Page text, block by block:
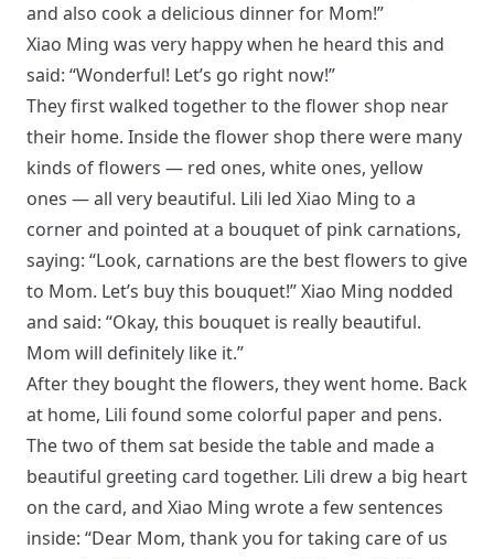
and also cook a delicious dinner for Mom!”
Xiao Ming was very happy when he heard this and
said: “Wonderful! Let’s go right now!”
They first walked together to the flower shop near
their home. Inside the flower shop there were many
kinds of flowers — red ones, white ones, yellow
ones — all very beautiful. Lili led Xiao Ming to a
corner and pointed at a bouquet of pink carnations,
saying: “Look, carnations are the best flowers to give
to Mom. Let’s buy this bouquet!” Xiao Ming nodded
and said: “Okay, this bouquet is really beautiful.
Mom will definitely like it.”
After they bought the flowers, they went home. Back
at home, Lili found some colorful paper and pens.
The two of them sat beside the table and made a
beautiful greeting card together. Lili drew a big heart
on the card, and Xiao Ming wrote a few sentences
inside: “Dear Mom, thank you for taking care of us